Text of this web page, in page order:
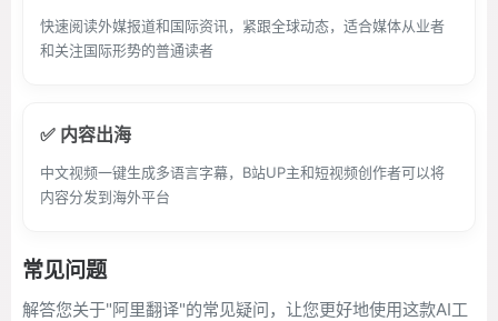
快速阅读外媒报道和国际资讯，紧跟全球动态，适合媒体从业者
和关注国际形势的普通读者
✅ 内容出海
中文视频一键生成多语言字幕，B站UP主和短视频创作者可以将
内容分发到海外平台
常见问题
解答您关于"阿里翻译"的常见疑问，让您更好地使用这款AI工